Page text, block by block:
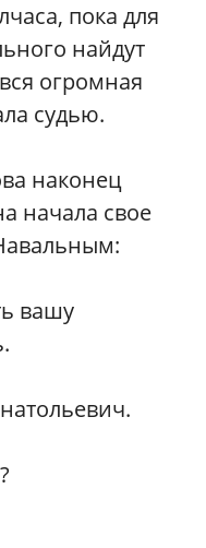
пока для
найдут
огромная
судью.
наконец
начала свое
вашу